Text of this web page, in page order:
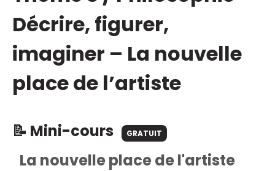
Décrire, figurer,
imaginer – La nouvelle
place de l’artiste
📝 Mini-cours GRATUIT
La nouvelle place de l'artiste